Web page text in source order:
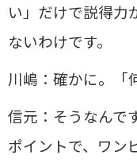
い」だけで説得力
ないわけです。
川嶋：確かに。「
信元：そうなんで
ポイントで、ワン